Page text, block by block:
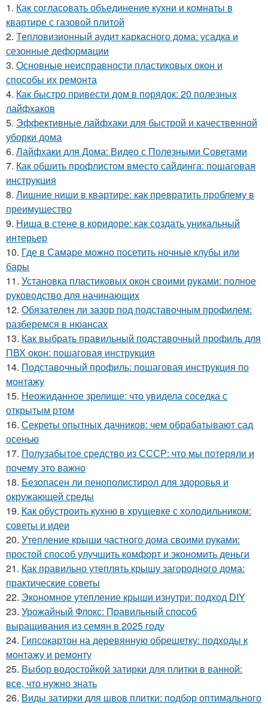
1. Как согласовать объединение кухни и комнаты в
квартире с газовой плитой
2. Тепловизионный аудит каркасного дома: усадка и
сезонные деформации
3. Основные неисправности пластиковых окон и
способы их ремонта
4. Как быстро привести дом в порядок: 20 полезных
лайфхаков
5. Эффективные лайфхаки для быстрой и качественной
уборки дома
6. Лайфхаки для Дома: Видео с Полезными Советами
7. Как обшить профлистом вместо сайдинга: пошаговая
инструкция
8. Лишние ниши в квартире: как превратить проблему в
преимущество
9. Ниша в стене в коридоре: как создать уникальный
интерьер
10. Где в Самаре можно посетить ночные клубы или
бары
11. Установка пластиковых окон своими руками: полное
руководство для начинающих
12. Обязателен ли зазор под подставочным профилем:
разберемся в нюансах
13. Как выбрать правильный подставочный профиль для
ПВХ окон: пошаговая инструкция
14. Подставочный профиль: пошаговая инструкция по
монтажу
15. Неожиданное зрелище: что увидела соседка с
открытым ртом
16. Секреты опытных дачников: чем обрабатывают сад
осенью
17. Полузабытое средство из СССР: что мы потеряли и
почему это важно
18. Безопасен ли пенополистирол для здоровья и
окружающей среды
19. Как обустроить кухню в хрущевке с холодильником:
советы и идеи
20. Утепление крыши частного дома своими руками:
простой способ улучшить комфорт и экономить деньги
21. Как правильно утеплять крышу загородного дома:
практические советы
22. Экономное утепление крыши изнутри: подход DIY
23. Урожайный Флокс: Правильный способ
выращивания из семян в 2025 году
24. Гипсокартон на деревянную обрешетку: подходы к
монтажу и ремонту
25. Выбор водостойкой затирки для плитки в ванной:
все, что нужно знать
26. Виды затирки для швов плитки: подбор оптимального